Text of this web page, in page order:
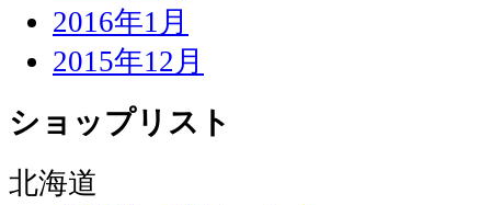
2016年1月
2015年12月
ショップリスト
北海道